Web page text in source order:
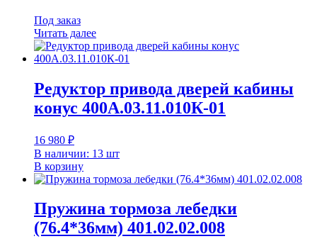
Под заказ
Читать далее
Редуктор привода дверей кабины
конус 400А.03.11.010К-01
16 980 ₽
В наличии: 13 шт
В корзину
Пружина тормоза лебедки
(76.4*36мм) 401.02.02.008